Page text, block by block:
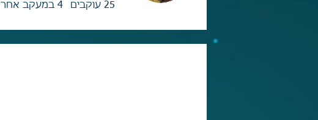
25 עוקבים 4 במעקב אחר